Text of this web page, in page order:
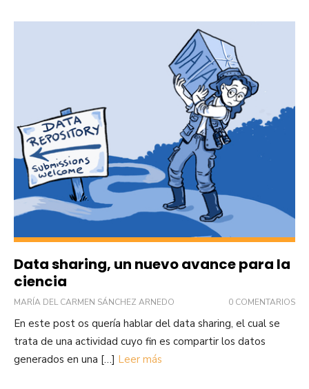
Data sharing, un nuevo avance para la
ciencia
MARÍA DEL CARMEN SÁNCHEZ ARNEDO 0 COMENTARIOS
En este post os quería hablar del data sharing, el cual se
trata de una actividad cuyo fin es compartir los datos
generados en una […] Leer más